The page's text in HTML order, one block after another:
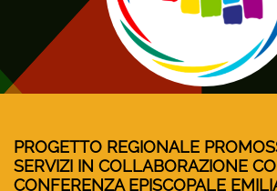
PROGETTO REGIONALE
SERVIZI IN COLLABORAZIONE
CONFERENZA EPISCOPALE